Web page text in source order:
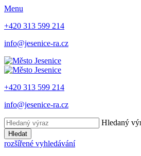
Menu
+420 313 599 214
info@jesenice-ra.cz
+420 313 599 214
info@jesenice-ra.cz
Hledaný
Hledat
rozšířené vyhledávání